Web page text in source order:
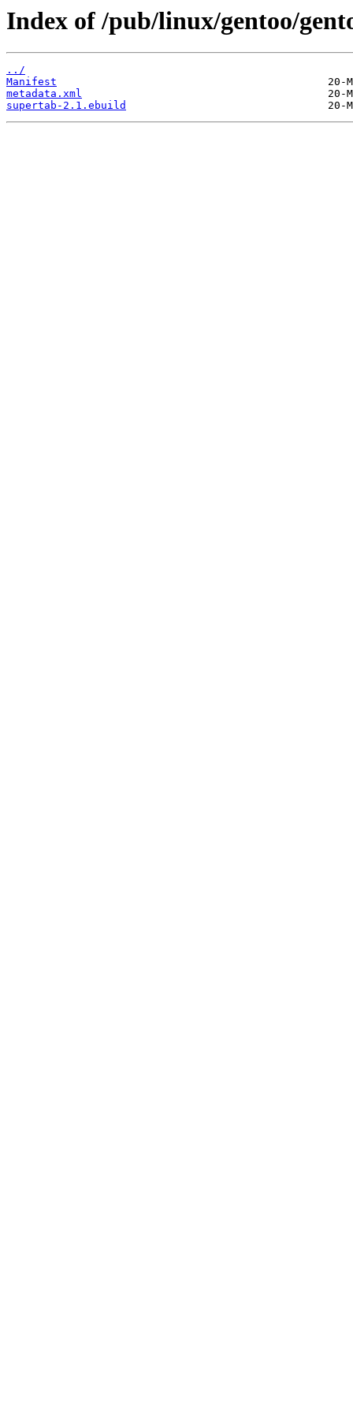
Index of /pub/linux/gentoo/
../
Manifest
metadata.xml
supertab-2.1.ebuild